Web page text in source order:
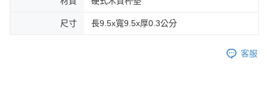
尺寸 長9.5x寬9.5x厚0.3公分
客服